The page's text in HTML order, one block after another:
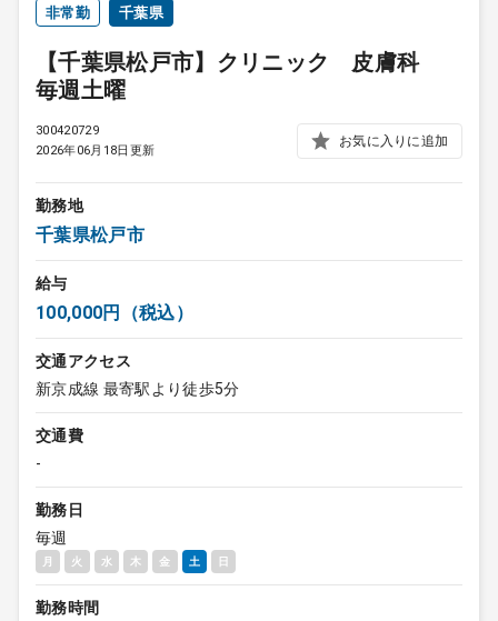
非常勤 千葉県
【千葉県松戸市】クリニック 皮膚科
毎週土曜
300420729
2026年06月18日更新
お気に入りに追加
勤務地
千葉県松戸市
給与
100,000円（税込）
交通アクセス
新京成線 最寄駅より徒歩5分
交通費
-
勤務日
毎週
月 火 水 木 金 土 日
勤務時間